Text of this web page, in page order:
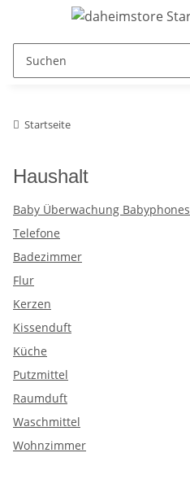
Startseite
Haushalt
Baby Überwachung Babyphones
Telefone
Badezimmer
Flur
Kerzen
Kissenduft
Küche
Putzmittel
Raumduft
Waschmittel
Wohnzimmer